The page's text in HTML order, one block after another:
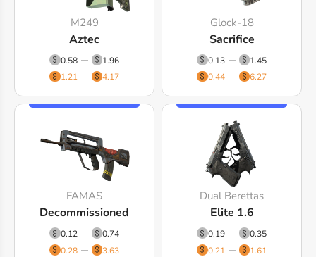
M249
Aztec
0.58
1.96
1.21
4.17
Glock-18
Sacrifice
0.13
1.45
0.44
6.27
FAMAS
Decommissioned
0.12
0.74
0.28
3.63
Dual Berettas
Elite 1.6
0.19
0.35
0.21
1.61